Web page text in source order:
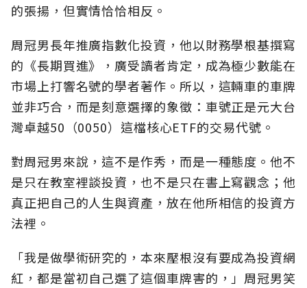
的張揚，但實情恰恰相反。
周冠男長年推廣指數化投資，他以財務學根基撰寫
的《長期買進》，廣受讀者肯定，成為極少數能在
市場上打響名號的學者著作。所以，這輛車的車牌
並非巧合，而是刻意選擇的象徵：車號正是元大台
灣卓越50（0050）這檔核心ETF的交易代號。
對周冠男來說，這不是作秀，而是一種態度。他不
是只在教室裡談投資，也不是只在書上寫觀念；他
真正把自己的人生與資產，放在他所相信的投資方
法裡。
「我是做學術研究的，本來壓根沒有要成為投資網
紅，都是當初自己選了這個車牌害的，」周冠男笑